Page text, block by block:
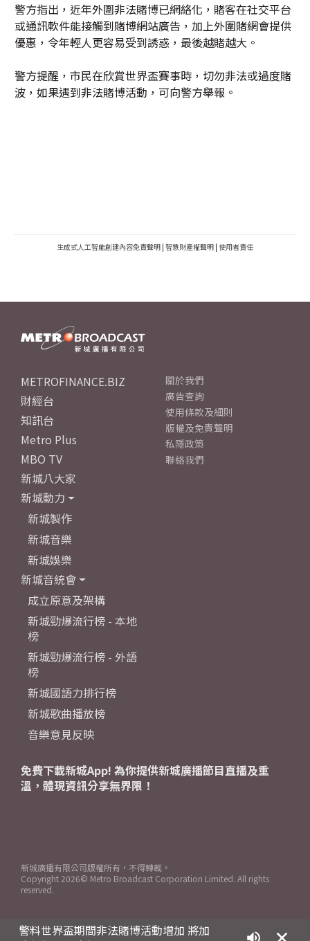
警方指出，近年外圍非法賭博已網絡化，賭客在社交平台
或通訊軟件能接觸到賭博網站廣告，加上外圍賭網會提供
優惠，令年輕人更容易受到誘惑，最後越賭越大。
警方提醒，市民在欣賞世界盃賽事時，切勿非法或過度賭
波，如果遇到非法賭博活動，可向警方舉報。
生成式人工智能創建內容免責聲明 | 智慧財產權聲明 | 使用者責任
警料世界盃期間非法賭博活動增加 將加
METROFINANCE.BIZ
財經台
知訊台
Metro Plus
MBO TV
新城八大家
新城動力
新城製作
新城音樂
新城娛樂
新城音統會
成立原意及架構
新城勁爆流行榜 - 本地
榜
新城勁爆流行榜 - 外語
榜
新城國語力排行榜
新城歌曲播放榜
音樂意見反映
關於我們
廣告查詢
使用條款及細則
版權及免責聲明
私隱政策
聯絡我們
免費下載新城App! 為你提供新城廣播節目直播及重
溫，體現資訊分享無界限！
新城廣播有限公司版權所有，不得轉載。
Copyright 2026© Metro Broadcast Corporation Limited. All rights
reserved.